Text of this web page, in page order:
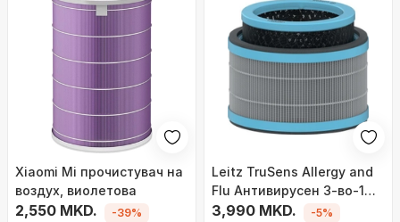
Xiaomi Mi прочистувач на
воздух, виолетова
2,550 MKD. -39%
Leitz TruSens Allergy and
Flu Антивирусен 3-во-1
HEPA Филтер Барабан
3,990 MKD. -5%